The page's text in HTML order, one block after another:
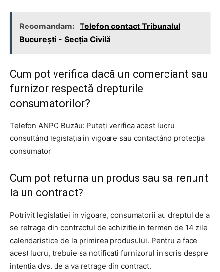
Recomandam: Telefon contact Tribunalul
București - Secția Civilă
Cum pot verifica dacă un comerciant sau
furnizor respectă drepturile
consumatorilor?
Telefon ANPC Buzău: Puteți verifica acest lucru
consultând legislația în vigoare sau contactând protecția
consumator
Cum pot returna un produs sau sa renunt
la un contract?
Potrivit legislatiei in vigoare, consumatorii au dreptul de a
se retrage din contractul de achizitie in termen de 14 zile
calendaristice de la primirea produsului. Pentru a face
acest lucru, trebuie sa notificati furnizorul in scris despre
intentia dvs. de a va retrage din contract.